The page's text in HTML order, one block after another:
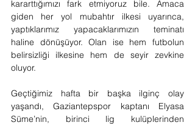
kararttığımızı fark etmiyoruz bile. Amaca
giden her yol mubahtır ilkesi uyarınca,
yaptıklarımız yapacaklarımızın teminatı
haline dönüşüyor. Olan ise hem futbolun
belirsizliği ilkesine hem de seyir zevkine
oluyor.
Geçtiğimiz hafta bir başka ilginç olay
yaşandı, Gaziantepspor kaptanı Elyasa
Süme’nin, birinci lig kulüplerinden